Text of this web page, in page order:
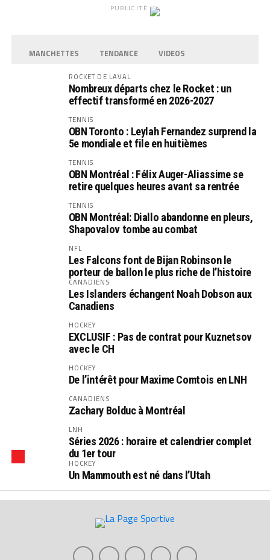
PUBLICITÉ
MANCHETTES TENDANCE VIDEOS
ROCKET DE LAVAL
Nombreux départs chez le Rocket : un
effectif transformé en 2026-2027
TENNIS
OBN Toronto : Leylah Fernandez surprend la
5e mondiale et file en huitièmes
TENNIS
OBN Montréal : Félix Auger-Aliassime se
retire quelques heures avant sa rentrée
TENNIS
OBN Montréal: Diallo abandonne en pleurs,
Shapovalov tombe au combat
NFL
Les Falcons font de Bijan Robinson le
porteur de ballon le plus riche de l’histoire
CANADIENS
Les Islanders échangent Noah Dobson aux
Canadiens
HOCKEY
EXCLUSIF : Pas de contrat pour Kuznetsov
avec le CH
HOCKEY
De l’intérêt pour Maxime Comtois en LNH
CANADIENS
Zachary Bolduc à Montréal
LNH
Séries 2026 : horaire et calendrier complet
du 1er tour
HOCKEY
Un Mammouth est né dans l’Utah